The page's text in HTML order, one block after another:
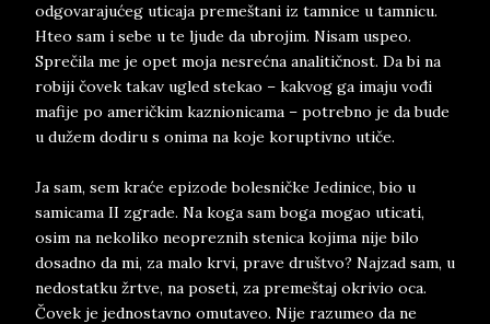
odgovarajućeg uticaja premeštani iz tamnice u tamnicu.
Hteo sam i sebe u te ljude da ubrojim. Nisam uspeo.
Sprečila me je opet moja nesrećna analitičnost. Da bi na
robiji čovek takav ugled stekao – kakvog ga imaju vođi
mafije po američkim kaznionicama – potrebno je da bude
u dužem dodiru s onima na koje koruptivno utiče.
Ja sam, sem kraće epizode bolesničke Jedinice, bio u
samicama II zgrade. Na koga sam boga mogao uticati,
osim na nekoliko neopreznih stenica kojima nije bilo
dosadno da mi, za malo krvi, prave društvo? Najzad sam, u
nedostatku žrtve, na poseti, za premeštaj okrivio oca.
Čovek je jednostavno omutaveo. Nije razumeo da ne